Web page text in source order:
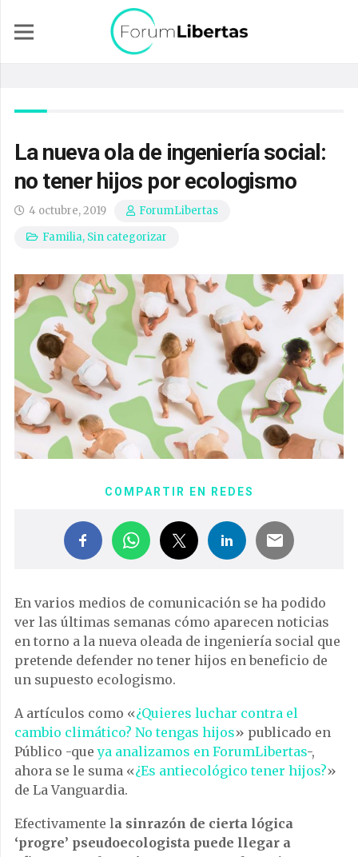
La nueva ola de ingeniería social:
no tener hijos por ecologismo
4 octubre, 2019
ForumLibertas
Familia, Sin categorizar
COMPARTIR EN REDES
En varios medios de comunicación se ha podido
ver las últimas semanas cómo aparecen noticias
en torno a la nueva oleada de ingeniería social que
pretende defender no tener hijos en beneficio de
un supuesto ecologismo.
A artículos como «¿Quieres luchar contra el
cambio climático? No tengas hijos» publicado en
Público -queya analizamos en ForumLibertas-,
ahora se le suma «¿Es antiecológico tener hijos?»
de La Vanguardia.
Efectivamente la sinrazón de cierta lógica
‘progre’ pseudoecologista puede llegar a